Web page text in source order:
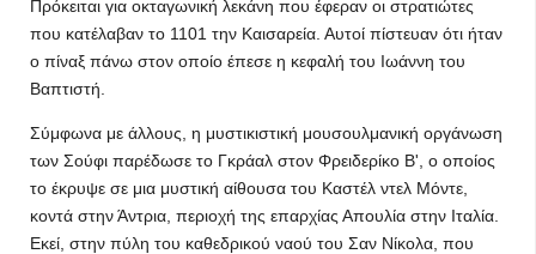
Πρόκειται για οκταγωνική λεκάνη που έφεραν οι στρατιώτες
που κατέλαβαν το 1101 την Καισαρεία. Αυτοί πίστευαν ότι ήταν
ο πίναξ πάνω στον οποίο έπεσε η κεφαλή του Ιωάννη του
Βαπτιστή.
Σύμφωνα με άλλους, η μυστικιστική μουσουλμανική οργάνωση
των Σούφι παρέδωσε το Γκράαλ στον Φρειδερίκο Β', ο οποίος
το έκρυψε σε μια μυστική αίθουσα του Καστέλ ντελ Μόντε,
κοντά στην Άντρια, περιοχή της επαρχίας Απουλία στην Ιταλία.
Εκεί, στην πύλη του καθεδρικού ναού του Σαν Νίκολα, που